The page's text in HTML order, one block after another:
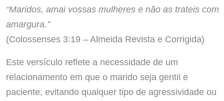
“Maridos, amai vossas mulheres e não as trateis com
amargura.”
(Colossenses 3:19 – Almeida Revista e Corrigida)
Este versículo reflete a necessidade de um
relacionamento em que o marido seja gentil e
paciente, evitando qualquer tipo de agressividade ou